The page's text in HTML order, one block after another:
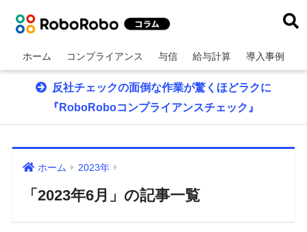
ホーム コンプライアンス 与信 給与計算 導入事例
反社チェックの面倒な作業が驚くほどラクに
『RoboRoboコンプライアンスチェック』
ホーム 2023年
「2023年6月」の記事一覧